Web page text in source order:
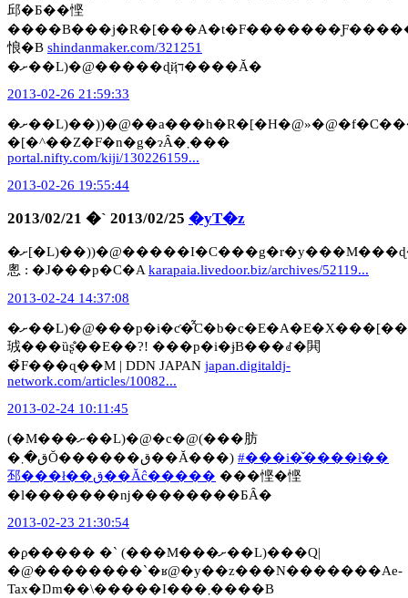
邱�Ƃ��悭
悢�B shindanmaker.com/321251
�ށ��L)�@�����ɖҋד����Ă�
2013-02-26 21:59:33
�ށ��L)��))�@��a���h�R�[�H�@»�@�f�C���[�|
�[�^��Z�F�n�g�ɂȂ�܂���
portal.nifty.com/kiji/130226159...
2013-02-26 19:55:44
2013/02/21 �` 2013/02/25 �yT�z
�ށ[�L)��))�@�����I�C���g�r�y���M���ɖ����@»�@�y���M����������̃��{�b�g���y���M���̐��Ԃ�T��u�y���M���E�J���v�̎d�����Ղ�����Ă݂
悤 : �J���p�C�Akarapaia.livedoor.biz/archives/52119...
2013-02-24 14:37:08
�ށ��L)�@���p�i�ƈ�̂̃C�b�c�E�A�E�X���[�����[���h�B�ӎ��������ƃ��m���g���ȁ[���B�@»�@�����������
珬���ȕʂ̐��E��?! ���p�i�ɉB���ꂽ�閧
�̉F���ɋ��M | DDN JAPAN japan.digitaldj-
network.com/articles/10082...
2013-02-24 10:11:45
(�M���ށ��L)�@�c�@(���肪
�ق�܂Ŏ������ق��Ă���) #���i�̌����ł��
邳���ł��ق��Ăĉ����� ���悭�悭
�l�������ǌ��������ƂȂ�
2013-02-23 21:30:54
�ϼ����� �` (���M���ށ��L)���Q|
�@��������`�ʁ@�y��z���N�������Ae-
Tax�Ŋm��\�����I���܂����B